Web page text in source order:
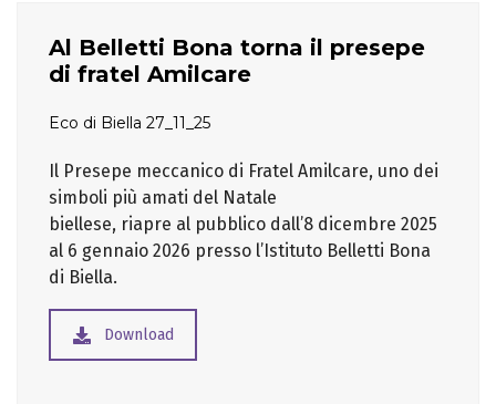
Al Belletti Bona torna il presepe
di fratel Amilcare
Eco di Biella 27_11_25
Il Presepe meccanico di Fratel Amilcare, uno dei
simboli più amati del Natale
biellese, riapre al pubblico dall’8 dicembre 2025
al 6 gennaio 2026 presso l’Istituto Belletti Bona
di Biella.
Download